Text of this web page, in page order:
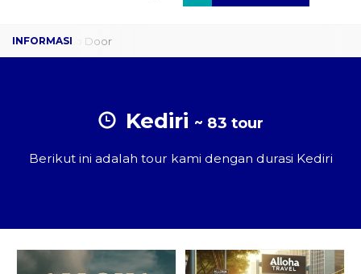
Travel Door to Door
Kediri ~ 83 tour
Berikut ini adalah tour kami dengan durasi Kediri